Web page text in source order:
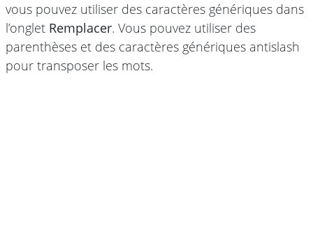
vous pouvez utiliser des caractères génériques dans
l’onglet Remplacer. Vous pouvez utiliser des
parenthèses et des caractères génériques antislash
pour transposer les mots.